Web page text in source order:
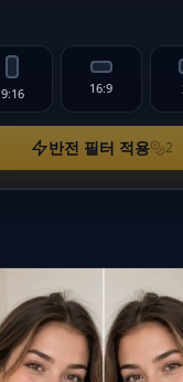
9:16 16:9
반전 필터 적용 2